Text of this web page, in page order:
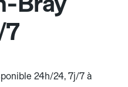
7
24h/24, 7j/7 à